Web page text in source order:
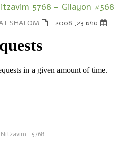
5768 – Gilayon #568
ספט 23, 2008 SHALOM
5768
Nitzavim